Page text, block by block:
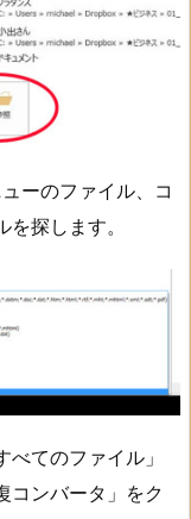
ーのファイル、コ
探します。
てのファイル」
コンバータ」をク